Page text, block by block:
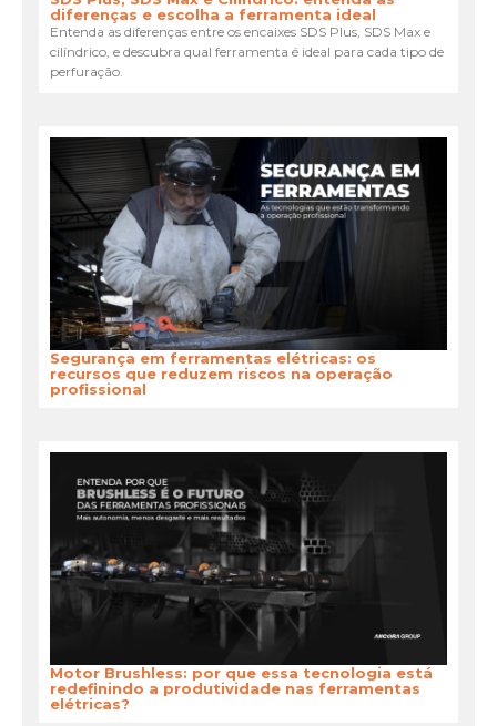
diferenças e escolha a ferramenta ideal
Entenda as diferenças entre os encaixes SDS Plus, SDS Max e
cilíndrico, e descubra qual ferramenta é ideal para cada tipo de
perfuração.
Segurança em ferramentas elétricas: os
recursos que reduzem riscos na operação
profissional
Motor Brushless: por que essa tecnologia está
redefinindo a produtividade nas ferramentas
elétricas?